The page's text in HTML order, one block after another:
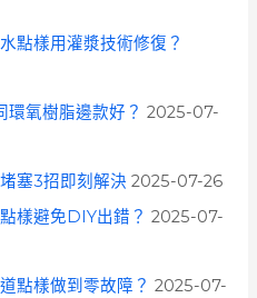
點樣用灌漿技術修復？
氧樹脂邊款好？ 2025-07-
塞3招即刻解決 2025-07-26
樣避免DIY出錯？ 2025-07-
點樣做到零故障？ 2025-07-